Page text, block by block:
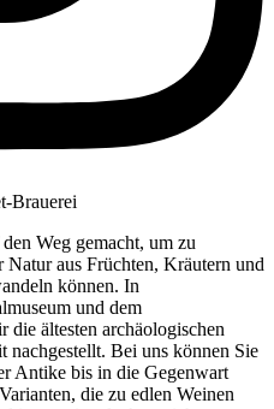
Weg gemacht, um zu
aus Früchten, Kräutern und
können. In
und dem
ältesten archäologischen
nachgestellt. Bei uns können Sie
Antike bis in die Gegenwart
die zu edlen Weinen